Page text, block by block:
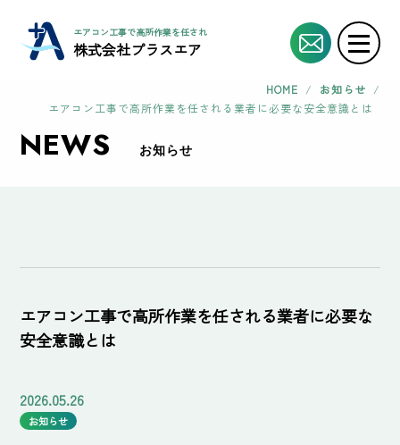
エアコン工事で高所作業を任される業者に必要な安全意識とは | エアコン工事協
株式会社プラスエア
HOME / お知らせ /
エアコン工事で高所作業を任される業者に必要な安全意識とは
NEWS お知らせ
エアコン工事で高所作業を任される業者に必要な
安全意識とは
2026.05.26
お知らせ